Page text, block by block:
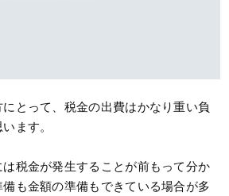
とって、税金の出費はかなり重い負
ます。
税金が発生することが前もって分か
も金額の準備もできている場合が多